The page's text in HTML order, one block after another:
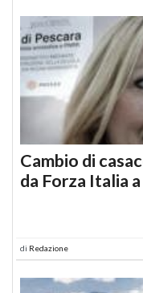
Cambio di
da Forza Italia
di Redazione